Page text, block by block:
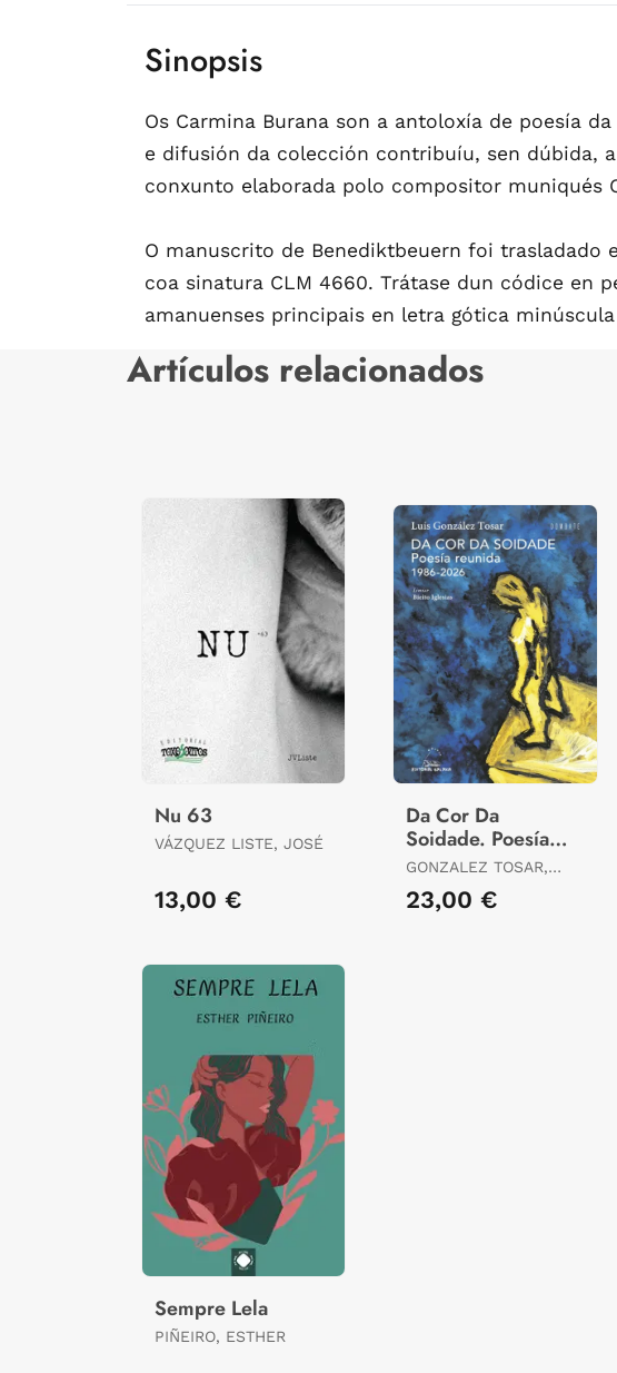
Sinopsis
Os Carmina Burana son a antoloxía de poesía
e difusión da colección contribuíu, sen dúbida,
conxunto elaborada polo compositor muniqués
O manuscrito de Benediktbeuern foi trasladado
coa sinatura CLM 4660. Trátase dun códice en
amanuenses principais en letra gótica
Artículos relacionados
Nu 63
VÁZQUEZ LISTE, JOSÉ
13,00 €
Da Cor Da
Soidade. Poesía
Reunida 1986-
2026
GONZALEZ TOSAR,
23,00 €
Sempre Lela
PIÑEIRO, ESTHER